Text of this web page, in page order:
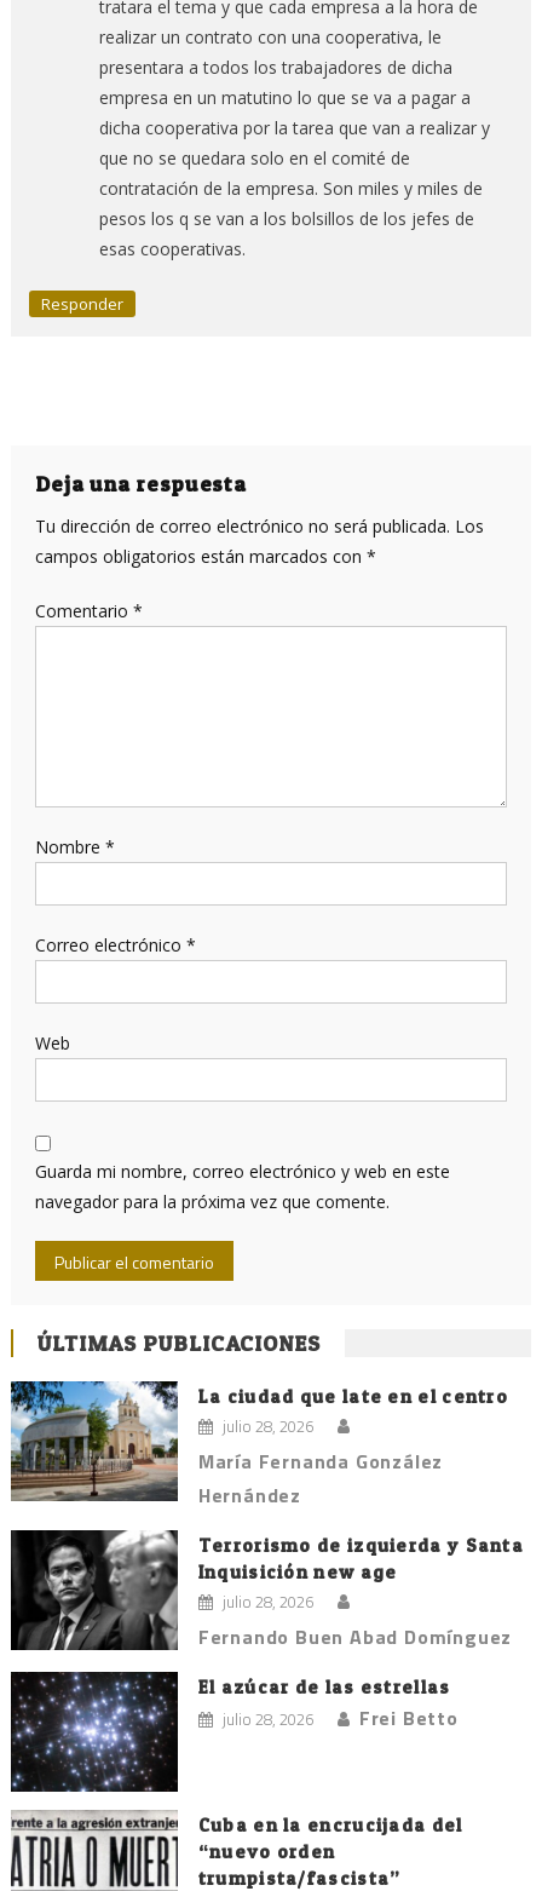
tratara el tema y que cada empresa a la hora de
realizar un contrato con una cooperativa, le
presentara a todos los trabajadores de dicha
empresa en un matutino lo que se va a pagar a
dicha cooperativa por la tarea que van a realizar y
que no se quedara solo en el comité de
contratación de la empresa. Son miles y miles de
pesos los q se van a los bolsillos de los jefes de
esas cooperativas.
Responder
Deja una respuesta
Tu dirección de correo electrónico no será publicada. Los
campos obligatorios están marcados con *
Comentario *
Nombre *
Correo electrónico *
Web
Guarda mi nombre, correo electrónico y web en este
navegador para la próxima vez que comente.
ÚLTIMAS PUBLICACIONES
La ciudad que late en el centro
julio 28, 2026
María Fernanda González
Hernández
Terrorismo de izquierda y Santa
Inquisición new age
julio 28, 2026
Fernando Buen Abad Domínguez
El azúcar de las estrellas
julio 28, 2026 Frei Betto
Cuba en la encrucijada del
“nuevo orden
trumpista/fascista”